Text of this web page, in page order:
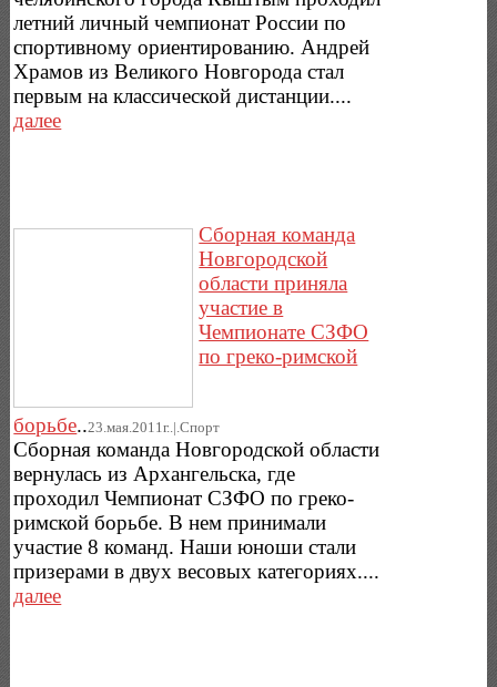
летний личный чемпионат России по
спортивному ориентированию. Андрей
Храмов из Великого Новгорода стал
первым на классической дистанции....
далее
Сборная команда
Новгородской
области приняла
участие в
Чемпионате СЗФО
по греко-римской
борьбе..23.мая.2011г..|.Спорт
Сборная команда Новгородской области
вернулась из Архангельска, где
проходил Чемпионат СЗФО по греко-
римской борьбе. В нем принимали
участие 8 команд. Наши юноши стали
призерами в двух весовых категориях....
далее